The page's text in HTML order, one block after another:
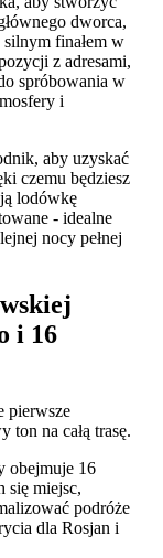
dworca,
finałem w
z adresami,
spróbowania w
i
aby uzyskać
czemu będziesz
lodówkę
- idealne
nocy pełnej
i 16
pierwsze
ton na całą trasę.
obejmuje 16
się miejsc,
podróże
dla Rosjan i